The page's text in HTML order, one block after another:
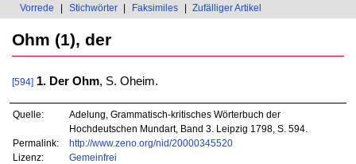
Vorrede Stichwörter Faksimiles Zufälliger Artikel
Ohm (1), der
[594] 1. Der Ohm, S. Oheim.
Quelle:
Adelung, Grammatisch-kritisches Wörterbuch der
Hochdeutschen Mundart, Band 3. Leipzig 1798, S. 594.
Permalink:
http://www.zeno.org/nid/20000345520
Lizenz:
Gemeinfrei